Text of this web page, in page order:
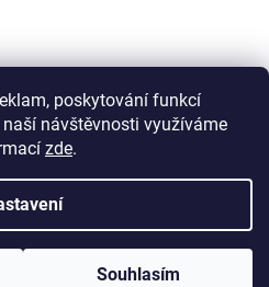
poskytování funkcí
návštěvnosti využíváme
zde.
Souhlasím
práva vyhrazena.